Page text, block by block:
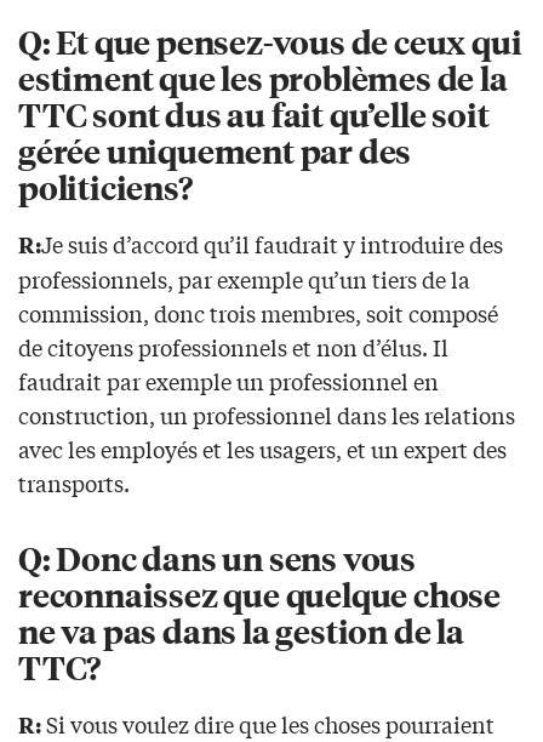
Q: Et que pensez-vous de ceux qui
estiment que les problèmes de la
TTC sont dus au fait qu’elle soit
gérée uniquement par des
politiciens?
R:Je suis d’accord qu’il faudrait y introduire des
professionnels, par exemple qu’un tiers de la
commission, donc trois membres, soit composé
de citoyens professionnels et non d’élus. Il
faudrait par exemple un professionnel en
construction, un professionnel dans les relations
avec les employés et les usagers, et un expert des
transports.
Q: Donc dans un sens vous
reconnaissez que quelque chose
ne va pas dans la gestion de la
TTC?
R:Si vous voulez dire que les choses pourraient